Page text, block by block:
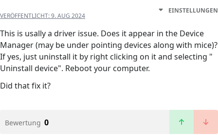
VERÖFFENTLICHT:9. AUG 2024
EINSTELLUNGEN
This is usally a driver issue. Does it appear in the Device
Manager (may be under pointing devices along with mice)?
If yes, just uninstall it by right clicking on it and selecting "
Uninstall device". Reboot your computer.
Did that fix it?
Bewertung 0